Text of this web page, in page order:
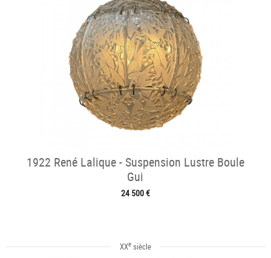
1922 René Lalique - Suspension Lustre Boule
Gui
24 500 €
XXesiècle